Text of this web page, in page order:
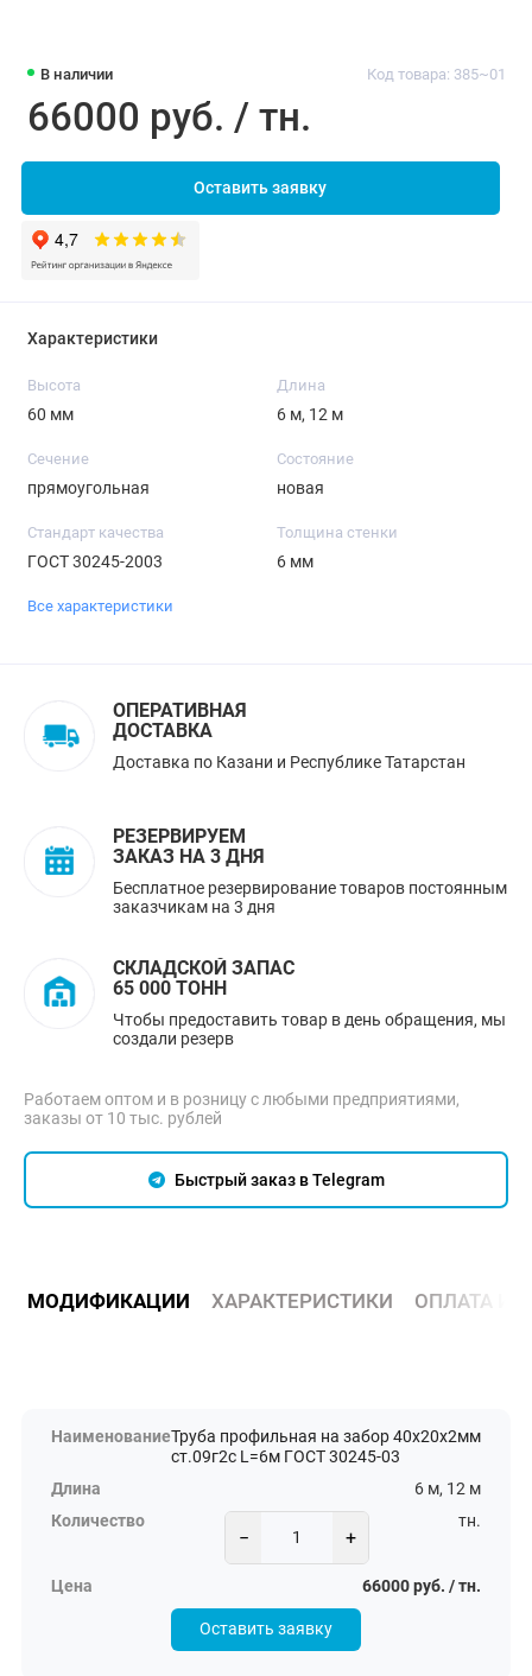
В наличии Код товара: 385~01
66000 руб. / тн.
Оставить заявку
Характеристики
Высота
60 мм
Длина
6 м, 12 м
Сечение
прямоугольная
Состояние
новая
Стандарт качества
ГОСТ 30245-2003
Толщина стенки
6 мм
Все характеристики
ОПЕРАТИВНАЯ
ДОСТАВКА
Доставка по Казани и Республике Татарстан
РЕЗЕРВИРУЕМ
ЗАКАЗ НА 3 ДНЯ
Бесплатное резервирование товаров постоянным
заказчикам на 3 дня
СКЛАДСКОЙ ЗАПАС
65 000 ТОНН
Чтобы предоставить товар в день обращения, мы
создали резерв
Работаем оптом и в розницу с любыми предприятиями,
заказы от 10 тыс. рублей
Быстрый заказ в Telegram
МОДИФИКАЦИИ ХАРАКТЕРИСТИКИ ОПЛАТА И
Труба профильная на забор 40х20х2мм
ст.09г2с L=6м ГОСТ 30245-03
6 м, 12 м
− +
тн.
66000 руб. / тн.
Оставить заявку